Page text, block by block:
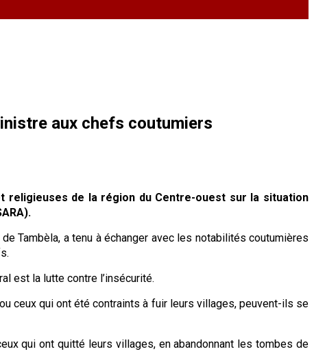
aux chefs coutumiers
religieuses de la région du Centre-ouest sur la situation
Tambèla, a tenu à échanger avec les notabilités coutumières
est la lutte contre l’insécurité.
ceux qui ont été contraints à fuir leurs villages, peuvent-ils se
qui ont quitté leurs villages, en abandonnant les tombes de